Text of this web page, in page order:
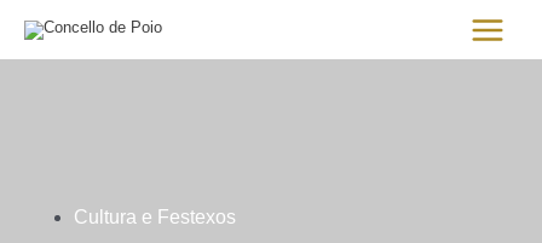
contenido
Main
Menu
Cultura e Festexos